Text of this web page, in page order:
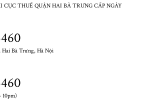
CỤC THUẾ QUẬN HAI BÀ TRƯNG CẤP NGÀY
Bà Trưng, Hà Nội
10pm)